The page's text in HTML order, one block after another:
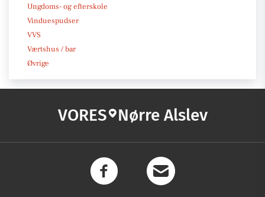
Ungdoms- og efterskole
Vinduespudser
VVS
Værtshus / bar
Øvrige
VORES Nørre Alslev